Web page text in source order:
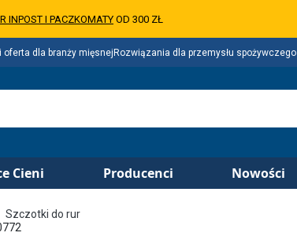
INPOST I PACZKOMATY OD 300 ZŁ
oferta dla branży mięsnejRozwiązania dla przemysłu spożywczego
Cieni Producenci Nowości
Szczotki do rur